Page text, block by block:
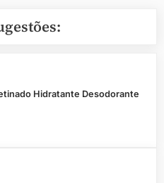
Hidratante Desodorante